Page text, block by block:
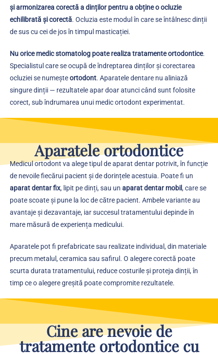
și armonizarea corectă a dinților pentru a obține o ocluzie
echilibrată și corectă. Ocluzia este modul în care se întâlnesc dinții
de sus cu cei de jos în timpul masticației.
Nu orice medic stomatolog poate realiza tratamente ortodontice.
Specialistul care se ocupă de îndreptarea dinților și corectarea
ocluziei se numeșteortodont. Aparatele dentare nu aliniază
singure dinții — rezultatele apar doar atunci când sunt folosite
corect, sub îndrumarea unui medic ortodont experimentat.
Aparatele ortodontice
Medicul ortodont va alege tipul de aparat dentar potrivit, în funcție
de nevoile fiecărui pacient și de dorințele acestuia. Poate fi un
aparat dentar fix, lipit pe dinți, sau un aparat dentar mobil, care se
poate scoate și pune la loc de către pacient. Ambele variante au
avantaje și dezavantaje, iar succesul tratamentului depinde în
mare măsură de experiența medicului.
Aparatele pot fi prefabricate sau realizate individual, din materiale
precum metalul, ceramica sau safirul. O alegere corectă poate
scurta durata tratamentului, reduce costurile și proteja dinții, în
timp ce o alegere greșită poate compromite rezultatele.
Cine are nevoie de
tratamente ortodontice cu